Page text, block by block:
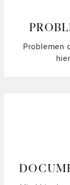
Problemen